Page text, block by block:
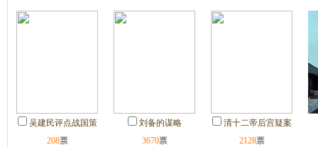
吴建民评点战国策
208票
刘备的谋略
3670票
清十二帝后宫疑案
2128票